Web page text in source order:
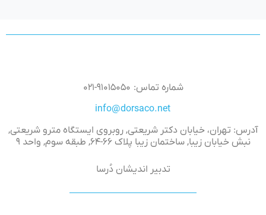
شماره تماس: ۹۱۰۱۵۰۵۰-۰۲۱
آدرس: تهران، خیابان دکتر شریعتی, روبروی ایستگاه مترو شریعتی,
نبش خیابان زیبا, ساختمان زیبا پلاک ۶۶-۶۴, طبقه سوم, واحد ۹
تدبیر اندیشان دُرسا